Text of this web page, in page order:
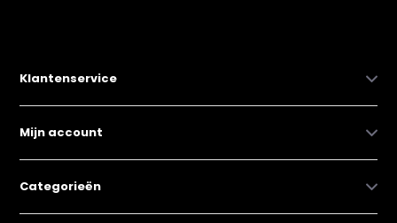
Klantenservice
Mijn account
Categorieën